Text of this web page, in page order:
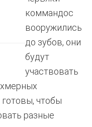
коммандос
вооружились
до зубов, они
будут
участвовать
чтобы
разные